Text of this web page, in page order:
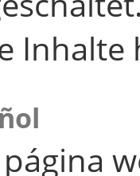
Inhalte
página